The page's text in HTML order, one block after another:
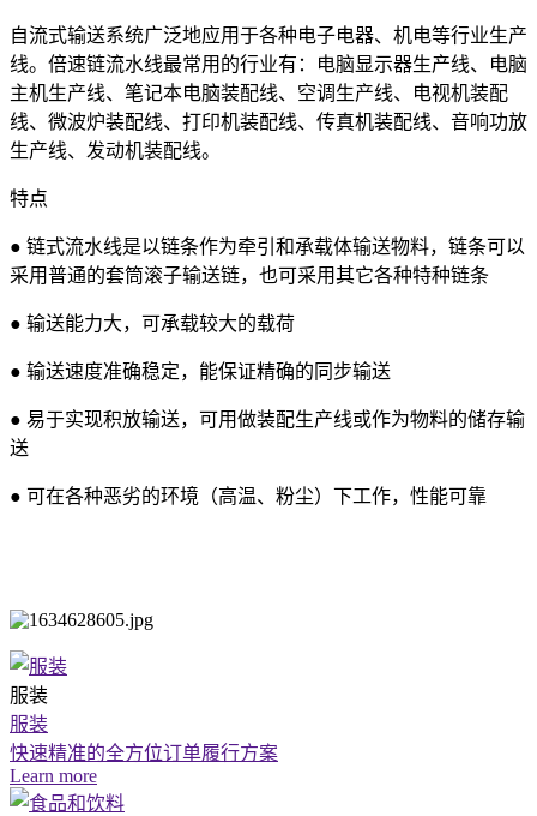
自流式输送系统广泛地应用于各种电子电器、机电等行业生产
线。倍速链流水线最常用的行业有：电脑显示器生产线、电脑
主机生产线、笔记本电脑装配线、空调生产线、电视机装配
线、微波炉装配线、打印机装配线、传真机装配线、音响功放
生产线、发动机装配线。
特点
● 链式流水线是以链条作为牵引和承载体输送物料，链条可以
采用普通的套筒滚子输送链，也可采用其它各种特种链条
● 输送能力大，可承载较大的载荷
● 输送速度准确稳定，能保证精确的同步输送
● 易于实现积放输送，可用做装配生产线或作为物料的储存输
送
● 可在各种恶劣的环境（高温、粉尘）下工作，性能可靠
服装
服装
快速精准的全方位订单履行方案
Learn more